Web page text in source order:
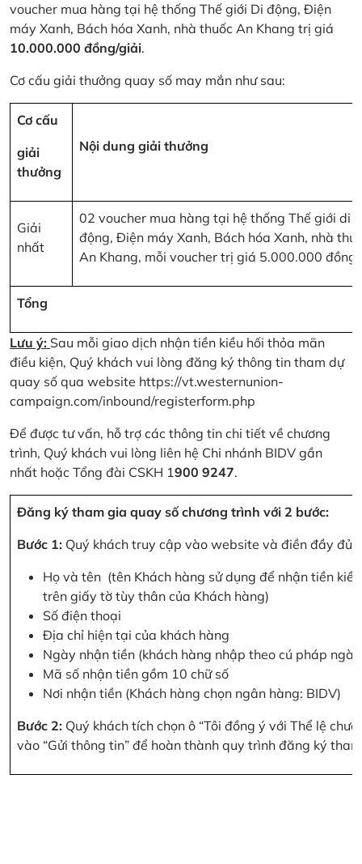
voucher mua hàng tại hệ thống Thế giới Di động, Điện
máy Xanh, Bách hóa Xanh, nhà thuốc An Khang trị giá
10.000.000 đồng/giải.
Cơ cấu giải thưởng quay số may mắn như sau:
Cơ cấu
giải
thưởng
Nội dung giải thưởng
Giải
nhất
02 voucher mua hàng tại hệ thống Thế giới di
động, Điện máy Xanh, Bách hóa Xanh, nhà
An Khang, mỗi voucher trị giá 5.000.000 đồng
Tổng
Lưu ý: Sau mỗi giao dịch nhận tiền kiều hối thỏa mãn
điều kiện, Quý khách vui lòng đăng ký thông tin tham dự
quay số qua website https://vt.westernunion-
campaign.com/inbound/registerform.php
Để được tư vấn, hỗ trợ các thông tin chi tiết về chương
trình, Quý khách vui lòng liên hệ Chi nhánh BIDV gần
nhất hoặc Tổng đài CSKH 1900 9247.
Đăng ký tham gia quay số chương trình với 2 bước:
Bước 1: Quý khách truy cập vào website và điền đầy đủ
Họ và tên (tên Khách hàng sử dụng để nhận tiền
trên giấy tờ tùy thân của Khách hàng)
Số điện thoại
Địa chỉ hiện tại của khách hàng
Ngày nhận tiền (khách hàng nhập theo cú pháp
Mã số nhận tiền gồm 10 chữ số
Nơi nhận tiền (Khách hàng chọn ngân hàng: BIDV)
Bước 2: Quý khách tích chọn ô “Tôi đồng ý với Thể lệ
vào “Gửi thông tin” để hoàn thành quy trình đăng ký